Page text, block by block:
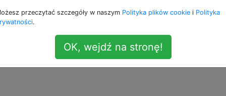
siebie w widoku podzielonym na pełnym ekranie w El
przeczytać szczegóły w naszym Polityka plików cookie i Polityka
.
OK, wejdź na stronę!